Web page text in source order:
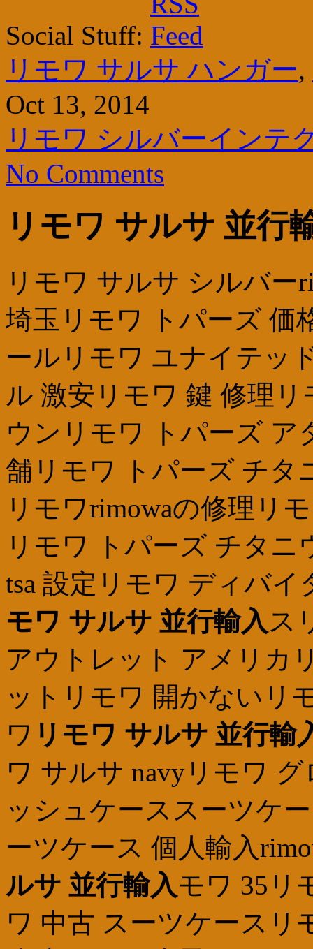
Social Stuff:
リモワ サルサ ハンガー,
Oct 13, 2014
リモワ シルバーインテ
No Comments
リモワ サルサ 並行
リモワ サルサ シルバー
埼玉リモワ トパーズ 価
ールリモワ ユナイテッ
ル 激安リモワ 鍵 修理
ウンリモワ トパーズ ア
舗リモワ トパーズ チタ
リモワrimowaの修理リ
リモワ トパーズ チタ
tsa 設定リモワ ディバ
モワ サルサ 並行輸入 ス
アウトレット アメリカ
ットリモワ 開かないリ
ワ リモワ サルサ 並行輸
ワ サルサ navyリモワ
ッシュケーススーツケ
ーツケース 個人輸入
ルサ 並行輸入モワ 35リ
ワ 中古 スーツケースリ